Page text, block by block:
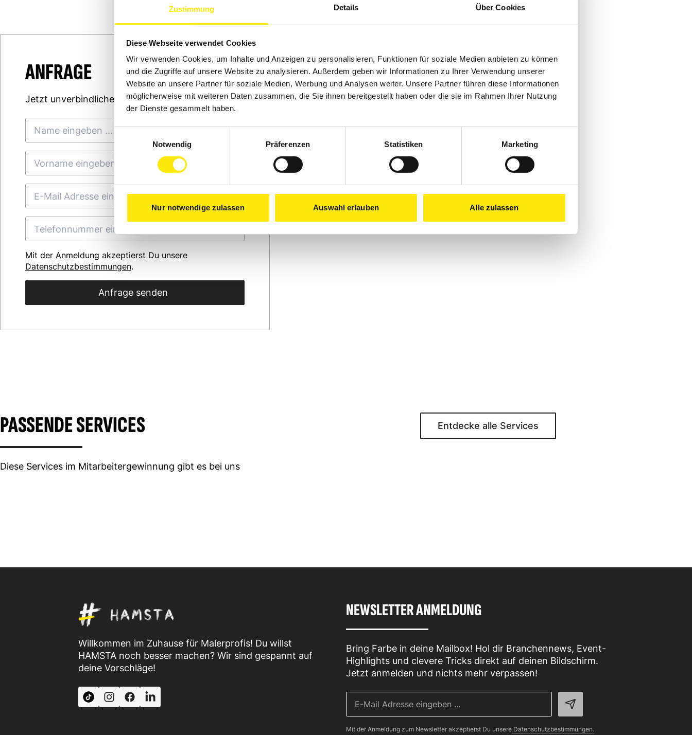
Zustimmung Details Über Cookies
Diese Webseite verwendet Cookies
Wir verwenden Cookies, um Inhalte und Anzeigen zu personalisieren, Funktionen für soziale Medien anbieten zu können
und die Zugriffe auf unsere Website zu analysieren. Außerdem geben wir Informationen zu Ihrer Verwendung unserer
Website an unsere Partner für soziale Medien, Werbung und Analysen weiter. Unsere Partner führen diese Informationen
möglicherweise mit weiteren Daten zusammen, die Sie ihnen bereitgestellt haben oder die sie im Rahmen Ihrer Nutzung
der Dienste gesammelt haben.
Notwendig
Präferenzen Statistiken Marketing
Nur notwendige zulassen Auswahl erlauben Alle zulassen
ANFRAGE
Jetzt unverbindliches Erstgespräch anfragen
Mit der Anmeldung akzeptierst Du unsere
Datenschutzbestimmungen.
Anfrage senden
PASSENDE SERVICES
Diese Services im Mitarbeitergewinnung gibt es bei uns
Entdecke alle Services
NEWSLETTER ANMELDUNG
Bring Farbe in deine Mailbox! Hol dir Branchennews, Event-
Highlights und clevere Tricks direkt auf deinen Bildschirm.
Jetzt anmelden und nichts mehr verpassen!
Mit der Anmeldung zum Newsletter akzeptierst Du unsere Datenschutzbestimmungen.
Willkommen im Zuhause für Malerprofis! Du willst
HAMSTA noch besser machen? Wir sind gespannt auf
deine Vorschläge!